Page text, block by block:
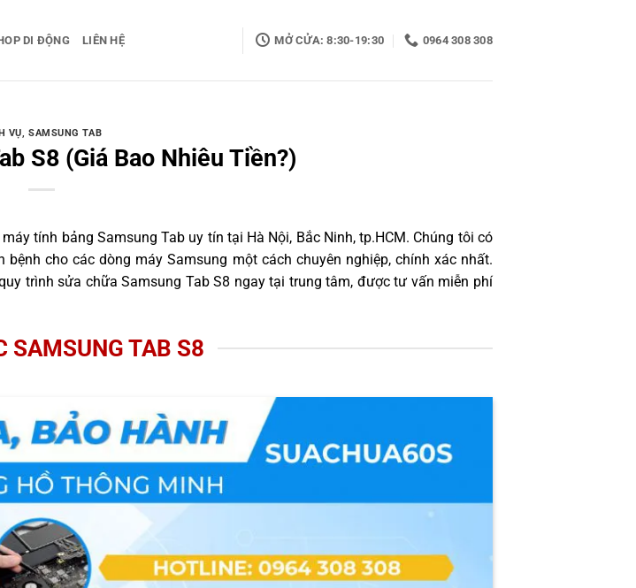
DI ĐỘNG LIÊN HỆ MỞ CỬA: 8:30-19:30 0964 308 308
VỤ, SAMSUNG TAB
S8 (Giá Bao Nhiêu Tiền?)
tính bảng Samsung Tab uy tín tại Hà Nội, Bắc Ninh, tp.HCM. Chúng tôi có
cho các dòng máy Samsung một cách chuyên nghiệp, chính xác nhất.
trình sửa chữa Samsung Tab S8 ngay tại trung tâm, được tư vấn miễn phí
SAMSUNG TAB S8